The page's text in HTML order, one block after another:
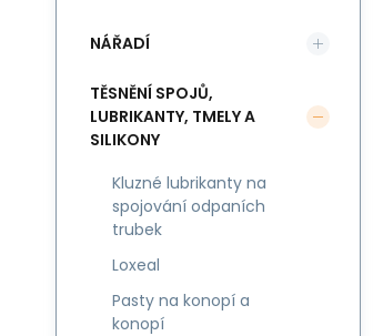
NÁŘADÍ
TĚSNĚNÍ SPOJŮ,
LUBRIKANTY, TMELY A
SILIKONY
Kluzné lubrikanty na
spojování odpaních
trubek
Loxeal
Pasty na konopí a
konopí